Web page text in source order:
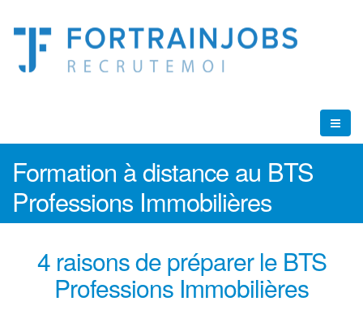
Formation à distance au BTS
Professions Immobilières
4 raisons de préparer le BTS
Professions Immobilières